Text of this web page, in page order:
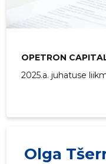
OPETRON
2025.a. juhatuse
Olga